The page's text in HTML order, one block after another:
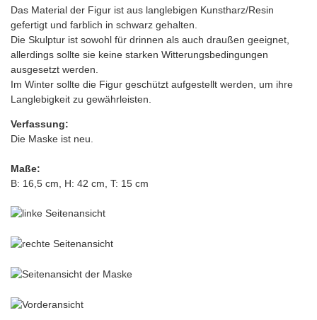
Das Material der Figur ist aus langlebigen Kunstharz/Resin
gefertigt und farblich in schwarz gehalten.
Die Skulptur ist sowohl für drinnen als auch draußen geeignet,
allerdings sollte sie keine starken Witterungsbedingungen
ausgesetzt werden.
Im Winter sollte die Figur geschützt aufgestellt werden, um ihre
Langlebigkeit zu gewährleisten.
Verfassung:
Die Maske ist neu.
Maße:
B: 16,5 cm, H: 42 cm, T: 15 cm